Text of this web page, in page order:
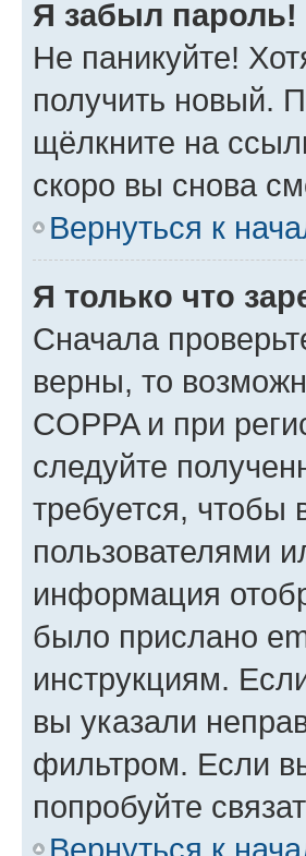
Я забыл пароль!
Не паникуйте!
получить новый.
щёлкните на
скоро вы снова
Вернуться к
Я только что
Сначала
верны, то
COPPA и при
следуйте
требуется, чтобы
пользователями
информация
было прислано
инструкциям.
вы указали
фильтром. Если
попробуйте
Вернуться к